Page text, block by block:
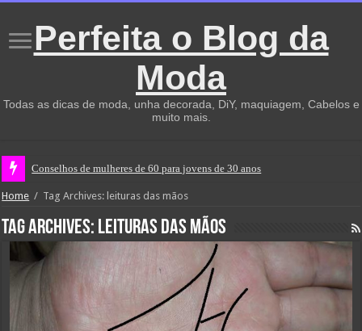
Perfeita o Blog da
Moda
Todas as dicas de moda, unha decorada, DiY, maquiagem, Cabelos e
muito mais.
Conselhos de mulheres de 60 para jovens de 30 anos
Home / Tag Archives: leituras das mãos
Tag Archives: leituras das mãos